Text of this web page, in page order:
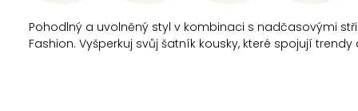
Pohodlný a uvolněný styl v kombinaci s nadčasovými
Fashion. Vyšperkuj svůj šatník kousky, které spojují trendy